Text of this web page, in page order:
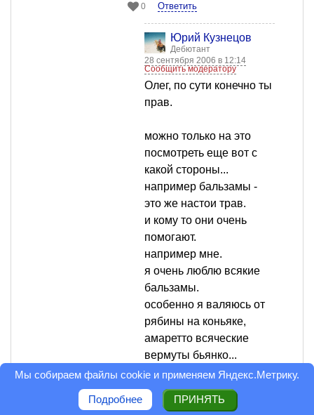
0 Ответить
Юрий Кузнецов
Дебютант
28 сентября 2006 в 12:14
Сообщить модератору
Олег, по сути конечно ты
прав.
можно только на это
посмотреть еще вот с
какой стороны...
например бальзамы -
это же настои трав.
и кому то они очень
помогают.
например мне.
я очень люблю всякие
бальзамы.
особенно я валяюсь от
рябины на коньяке,
амаретто всяческие
вермуты бьянко...
только суть от того, что
это НАСТОЙКИ на
Мы собираем файлы cookie и применяем Яндекс.Метрику.
Подробнее ПРИНЯТЬ